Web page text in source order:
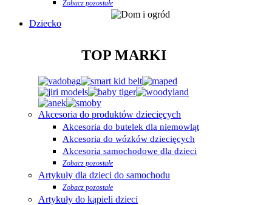
Zobacz pozostałe
Dziecko
TOP MARKI
Akcesoria do produktów dziecięcych
Akcesoria do butelek dla niemowląt
Akcesoria do wózków dziecięcych
Akcesoria samochodowe dla dzieci
Zobacz pozostałe
Artykuły dla dzieci do samochodu
Zobacz pozostałe
Artykuły do kąpieli dzieci